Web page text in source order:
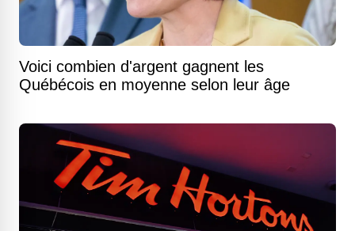
Voici combien d'argent gagnent les
Québécois en moyenne selon leur âge